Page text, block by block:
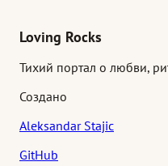
Loving Rocks
Тихий портал о любви,
Создано
Aleksandar Stajic
GitHub